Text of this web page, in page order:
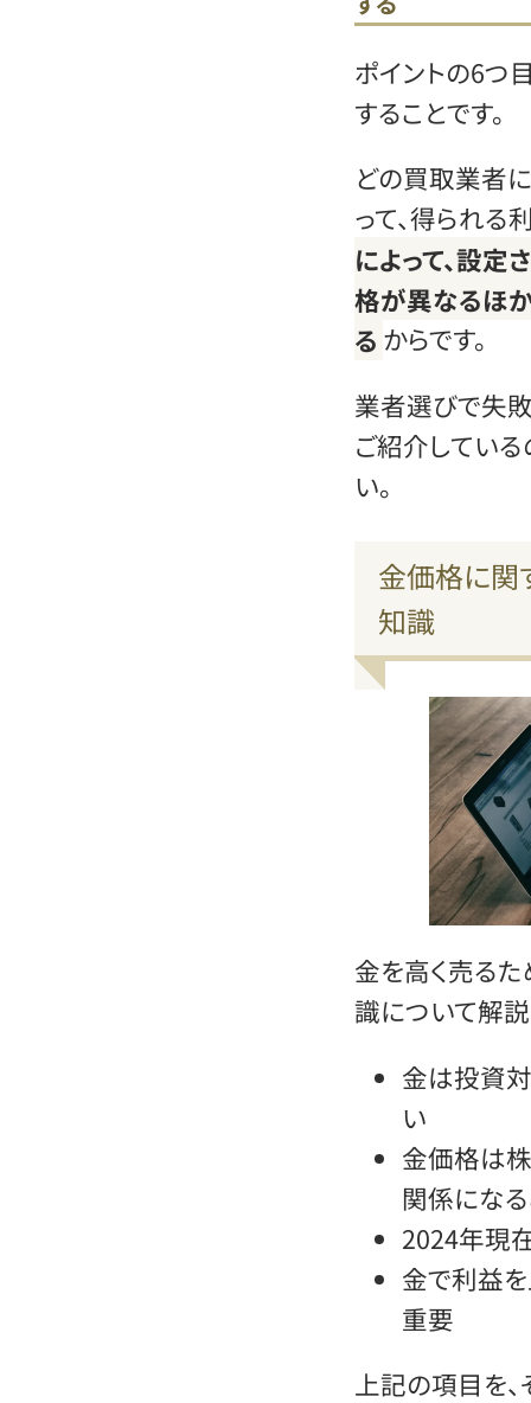
ポイントの6つ
することです。
どの買取業者
って、得られる
によって、設
格が異なるほ
る からです。
業者選びで失
ご紹介している
い。
金価格に関
知識
金を高く売る
識について解説
金は投資
い
金価格は
関係にな
2024年現
金で利益
重要
上記の項目を、